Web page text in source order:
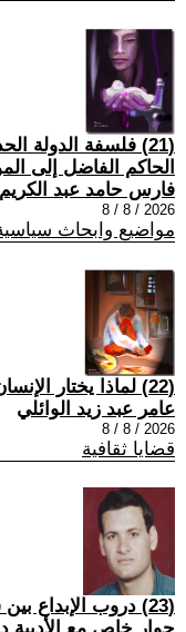
(21) فلسفة الدولة
الحاكم الفاضل إلى
فارس حامد عبد الكريم
2026 / 8 / 8
مواضيع وابحاث
(22) لماذا يختار الإنسان العبودية؟
عامر عبد زيد الوائلي
2026 / 8 / 8
قضايا ثقافية
(23) دروب الإبداع